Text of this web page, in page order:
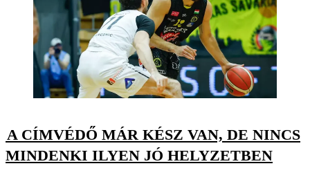
A CÍMVÉDŐ MÁR KÉSZ VAN, DE NINCS
MINDENKI ILYEN JÓ HELYZETBEN